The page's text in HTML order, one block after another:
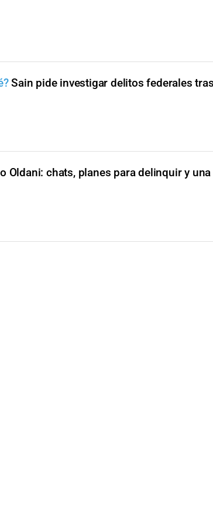
Sain pide investigar delitos federales
Oldani: chats, planes para delinquir y